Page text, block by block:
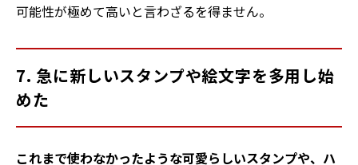
可能性が極めて高いと言わざるを得ません。
7. 急に新しいスタンプや絵文字を多用し始
めた
これまで使わなかったような可愛らしいスタンプや、ハ